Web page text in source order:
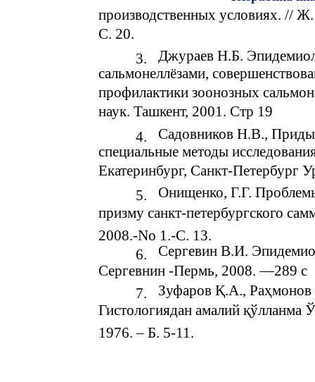
производственных условиях. //
С. 20.
3.
Джураев Н.Б.
сальмонеллёзами,
профилактики зоонозных
наук. Ташкент, 2001. Стр 19
4.
Садовников Н.В.,
специальные методы
Екатеринбург, Санкт-
5.
Онищенко, Г.Г.
призму санкт-петербургского
2008.-No 1.-С. 13.
6.
Сергевин В.И.
Сергевнин -Пермь, 2008. —289 с
7.
Зуфаров Қ.А.,
Гистологиядан амалий
1976. – Б. 5-11.